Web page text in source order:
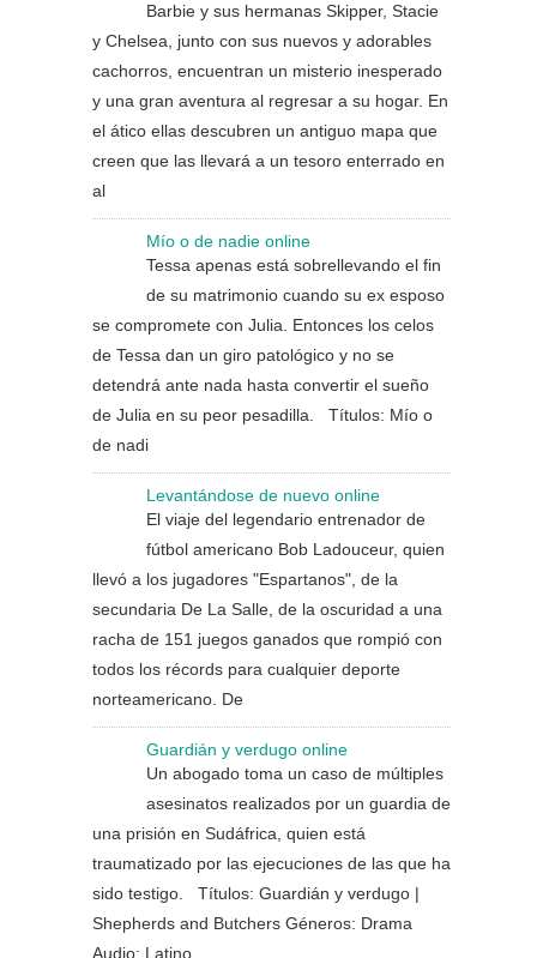
Barbie y sus hermanas Skipper, Stacie
y Chelsea, junto con sus nuevos y adorables
cachorros, encuentran un misterio inesperado
y una gran aventura al regresar a su hogar. En
el ático ellas descubren un antiguo mapa que
creen que las llevará a un tesoro enterrado en
al
Mío o de nadie online
Tessa apenas está sobrellevando el fin
de su matrimonio cuando su ex esposo
se compromete con Julia. Entonces los celos
de Tessa dan un giro patológico y no se
detendrá ante nada hasta convertir el sueño
de Julia en su peor pesadilla. Títulos: Mío o
de nadi
Levantándose de nuevo online
El viaje del legendario entrenador de
fútbol americano Bob Ladouceur, quien
llevó a los jugadores "Espartanos", de la
secundaria De La Salle, de la oscuridad a una
racha de 151 juegos ganados que rompió con
todos los récords para cualquier deporte
norteamericano. De
Guardián y verdugo online
Un abogado toma un caso de múltiples
asesinatos realizados por un guardia de
una prisión en Sudáfrica, quien está
traumatizado por las ejecuciones de las que ha
sido testigo. Títulos: Guardián y verdugo |
Shepherds and Butchers Géneros: Drama
Audio: Latino